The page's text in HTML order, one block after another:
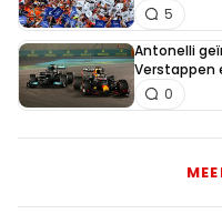
5
Antonelli
Verstappen
0